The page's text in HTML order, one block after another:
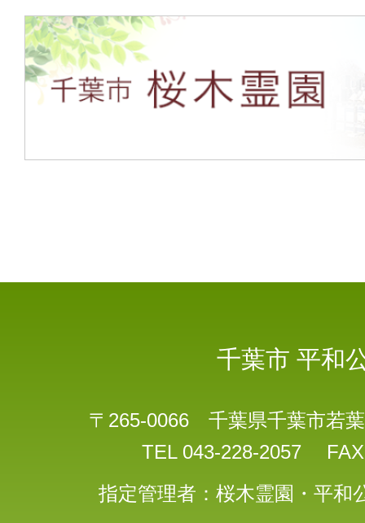
千葉市 平和
〒265-0066 千葉県千葉市若
TEL 043-228-2057 FAX
指定管理者：桜木霊園・平和